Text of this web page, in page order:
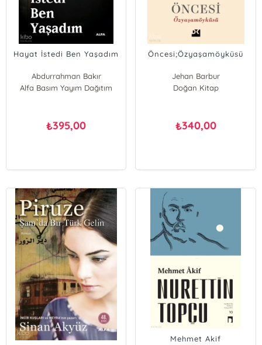
Hayat İstedi Ben Yaşadım
Abdurrahman Bakır
Alfa Basım Yayım Dağıtım
₺395,00
Öncesi;Özyaşamöyküsü
Jehan Barbur
Doğan Kitap
₺340,00
Mehmet Akif